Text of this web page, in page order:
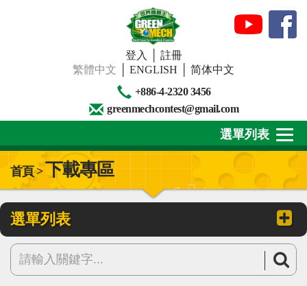
登入
註冊
繁體中文
ENGLISH
简体中文
+886-4-2320 3456
greenmechcontest@gmail.com
關於我們
下載專區
選單列表
首頁 >下載專區
選單列表